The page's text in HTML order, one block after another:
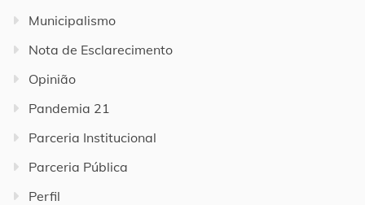
Municipalismo
Nota de Esclarecimento
Opinião
Pandemia 21
Parceria Institucional
Parceria Pública
Perfil